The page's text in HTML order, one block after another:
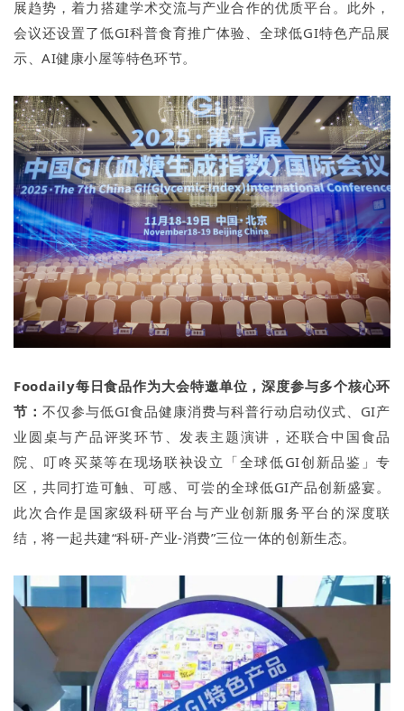
展趋势，着力搭建学术交流与产业合作的优质平台。此外，
会议还设置了低GI科普食育推广体验、全球低GI特色产品展
示、AI健康小屋等特色环节。
Foodaily每日食品作为大会特邀单位，深度参与多个核心环
节： 不仅参与低GI食品健康消费与科普行动启动仪式、GI产
业圆桌与产品评奖环节、发表主题演讲，还联合中国食品
院、叮咚买菜等在现场联袂设立「全球低GI创新品鉴」专
区，共同打造可触、可感、可尝的全球低GI产品创新盛宴。
此次合作是国家级科研平台与产业创新服务平台的深度联
结，将一起共建“科研-产业-消费”三位一体的创新生态。